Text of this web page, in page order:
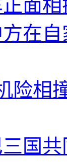
面
在
险相
国